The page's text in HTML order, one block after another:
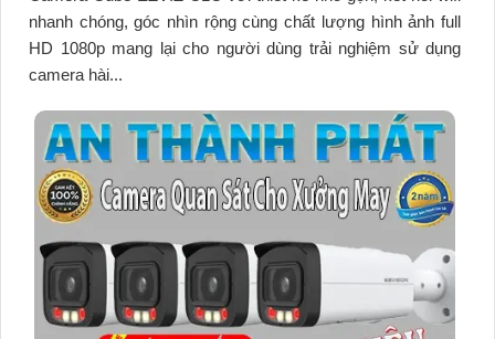
nhanh chóng, góc nhìn rộng cùng chất lượng hình ảnh full
HD 1080p mang lại cho người dùng trải nghiệm sử dụng
camera hài...